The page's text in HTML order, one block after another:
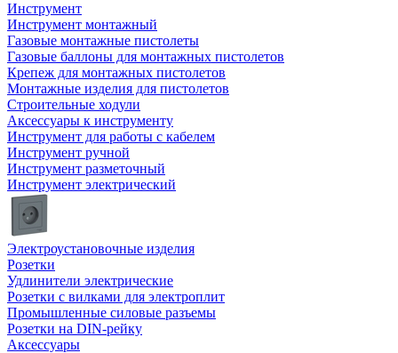
Инструмент
Инструмент монтажный
Газовые монтажные пистолеты
Газовые баллоны для монтажных пистолетов
Крепеж для монтажных пистолетов
Монтажные изделия для пистолетов
Строительные ходули
Аксессуары к инструменту
Инструмент для работы с кабелем
Инструмент ручной
Инструмент разметочный
Инструмент электрический
Электроустановочные изделия
Розетки
Удлинители электрические
Розетки с вилками для электроплит
Промышленные силовые разъемы
Розетки на DIN-рейку
Аксессуары